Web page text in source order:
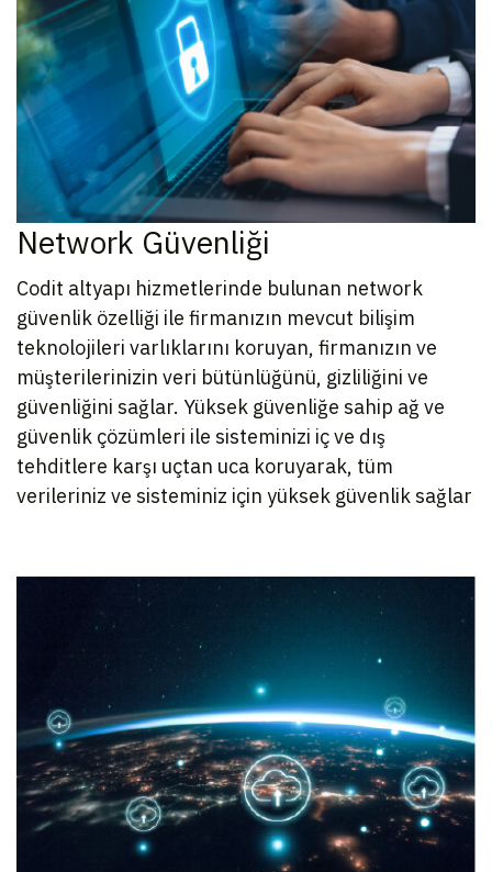
Network Güvenliği
Codit altyapı hizmetlerinde bulunan network
güvenlik özelliği ile firmanızın mevcut bilişim
teknolojileri varlıklarını koruyan, firmanızın ve
müşterilerinizin veri bütünlüğünü, gizliliğini ve
güvenliğini sağlar. Yüksek güvenliğe sahip ağ ve
güvenlik çözümleri ile sisteminizi iç ve dış
tehditlere karşı uçtan uca koruyarak, tüm
verileriniz ve sisteminiz için yüksek güvenlik sağlar